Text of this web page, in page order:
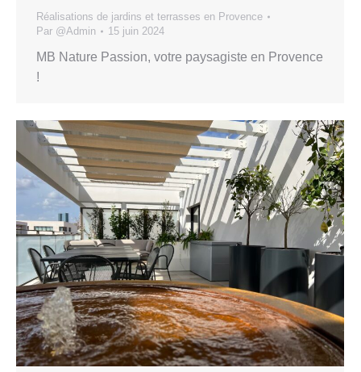
Réalisations de jardins et terrasses en Provence
Par @Admin 15 juin 2024
MB Nature Passion, votre paysagiste en Provence
!